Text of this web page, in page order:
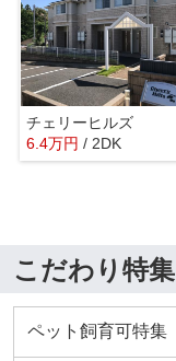
チェリーヒルズ
6.4万円 / 2DK
こだわり特集
ペット飼育可特集